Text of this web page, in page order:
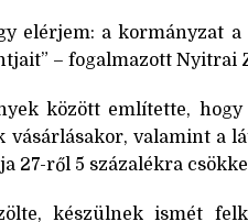
elérjem: a kormányzat
– fogalmazott Nyitrai
között említette,
vásárlásakor, valamint a
27-ről 5 százalékra
készülnek ismét